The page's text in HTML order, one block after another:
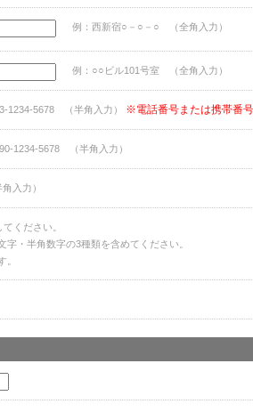
例：西新宿○－○－○ （全角入力）
例：○○ビル101号室 （全角入力）
1234-5678 （半角入力） ※電話番号または携帯番
1234-5678 （半角入力）
角入力）
ください。
字・半角数字の3種類を含めてください。
。